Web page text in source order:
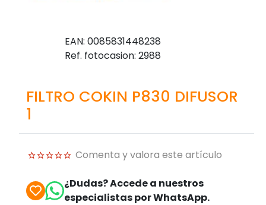
EAN: 0085831448238
Ref. fotocasion: 2988
FILTRO COKIN P830 DIFUSOR
1
Comenta y valora este artículo
¿Dudas? Accede a nuestros
especialistas por WhatsApp.